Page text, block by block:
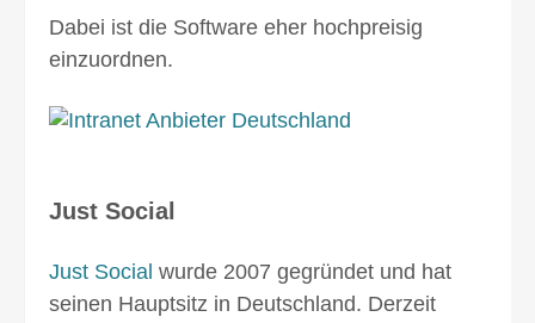
Dabei ist die Software eher hochpreisig
einzuordnen.
Just Social
Just Social wurde 2007 gegründet und hat
seinen Hauptsitz in Deutschland. Derzeit